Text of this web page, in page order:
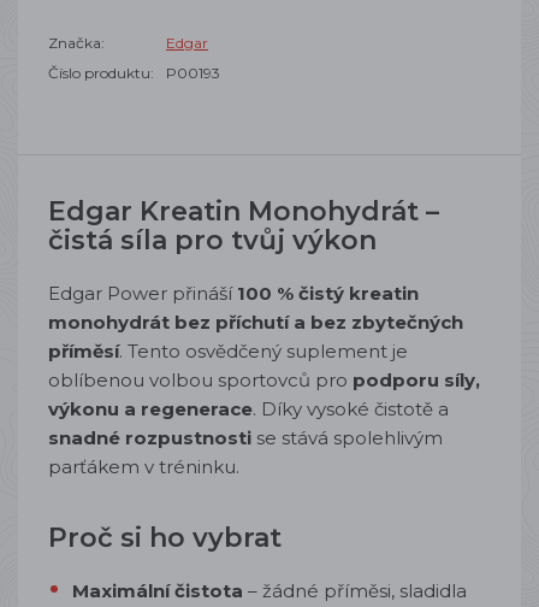
Značka:
Edgar
Číslo produktu:
P00193
Edgar Kreatin Monohydrát –
čistá síla pro tvůj výkon
Edgar Power přináší 100 % čistý kreatin
monohydrát bez příchutí a bez zbytečných
příměsí. Tento osvědčený suplement je
oblíbenou volbou sportovců pro podporu síly,
výkonu a regenerace. Díky vysoké čistotě a
snadné rozpustnosti se stává spolehlivým
parťákem v tréninku.
Proč si ho vybrat
Maximální čistota – žádné příměsi, sladidla